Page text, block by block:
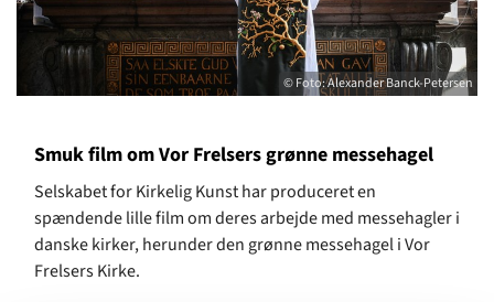
© Foto: Alexander Banck-Petersen
Smuk film om Vor Frelsers grønne messehagel
Selskabet for Kirkelig Kunst har produceret en
spændende lille film om deres arbejde med messehagler i
danske kirker, herunder den grønne messehagel i Vor
Frelsers Kirke.